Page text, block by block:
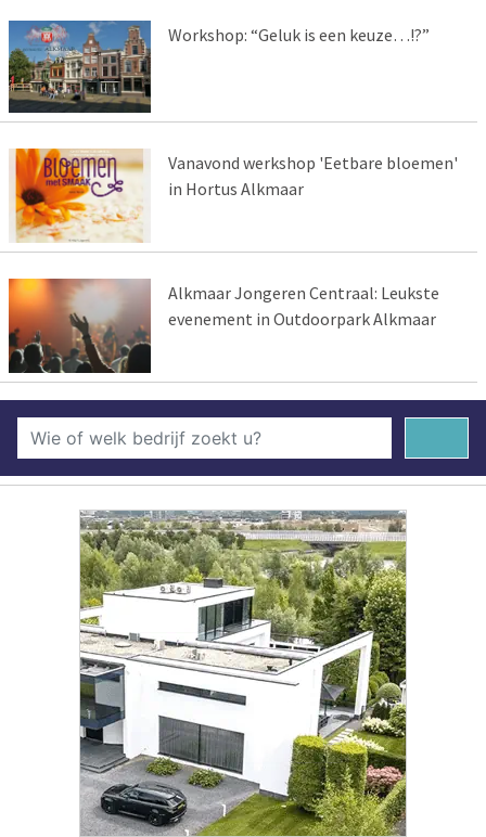
Workshop: “Geluk is een keuze…!?”
Vanavond werkshop 'Eetbare bloemen'
in Hortus Alkmaar
Alkmaar Jongeren Centraal: Leukste
evenement in Outdoorpark Alkmaar